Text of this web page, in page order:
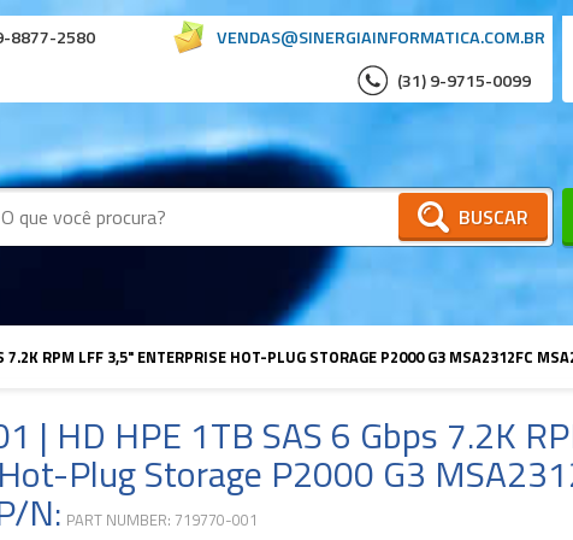
VENDAS@SINERGIAINFORMATICA.COM.BR
8877-2580
(31) 9-9715-0099
BUSCAR
RPM LFF 3,5" ENTERPRISE HOT-PLUG STORAGE P2000 G3 MSA2312FC
| HD HPE 1TB SAS 6 Gbps 7.2K
Plug Storage P2000 G3
N: PART NUMBER: 719770-001